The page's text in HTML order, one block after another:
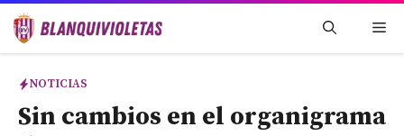
Saltar
NOTICIAS
Sin cambios en el organigrama